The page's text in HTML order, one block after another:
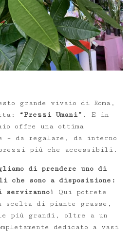
grande vivaio di Roma,
“Prezzi Umani” . E in
offre una ottima
– da regalare, da interno
più che accessibili.
di prendere uno di
che sono a disposizione:
serviranno! Qui potrete
scelta di piante grasse,
più grandi, oltre a un
dedicato a vasi